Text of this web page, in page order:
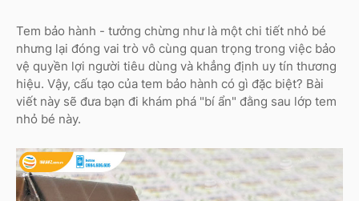
Tem bảo hành - tưởng chừng như là một chi tiết nhỏ bé
nhưng lại đóng vai trò vô cùng quan trọng trong việc bảo
vệ quyền lợi người tiêu dùng và khẳng định uy tín thương
hiệu. Vậy, cấu tạo của tem bảo hành có gì đặc biệt? Bài
viết này sẽ đưa bạn đi khám phá "bí ẩn" đằng sau lớp tem
nhỏ bé này.